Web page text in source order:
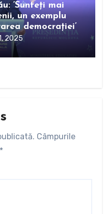
‘Sunteți mai
un exemplu
democrației’
2025
Câmpurile
*